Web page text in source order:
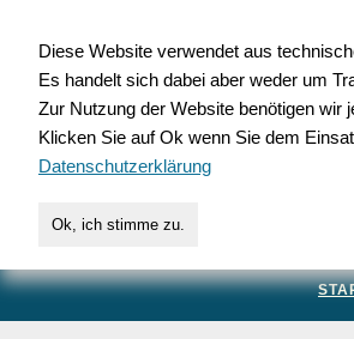
für Handwerk,
Diese Website verwendet aus
Es handelt sich dabei aber weder um
Zur Nutzung der Website benötigen wir
Klicken Sie auf Ok wenn Sie dem
Datenschutzerklärung
Ok, ich stimme zu.